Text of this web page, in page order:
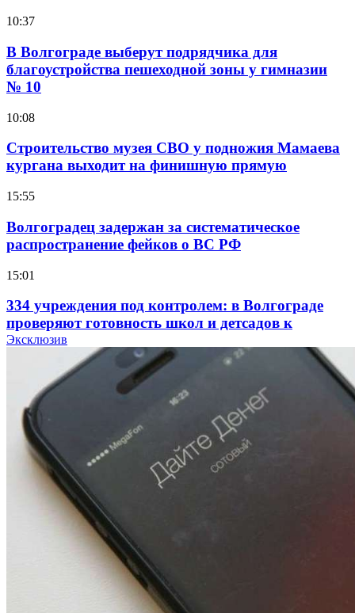
10:37
В Волгограде выберут подрядчика для
благоустройства пешеходной зоны у гимназии
№ 10
10:08
Строительство музея СВО у подножия Мамаева
кургана выходит на финишную прямую
15:55
Волгоградец задержан за систематическое
распространение фейков о ВС РФ
15:01
334 учреждения под контролем: в Волгограде
проверяют готовность школ и детсадов к
учебному году
Покушение на убийство в Волгограде: девушка
напала на незнакомую женщину с ножом
12:39
Сладкий праздник в Волгограде: в Центральном
парке прошёл фестиваль „Арбузный переполох“
Волгоградские компании нарастили экспорт:
заключены контракты на 3,6 млн долларов
Эксклюзив